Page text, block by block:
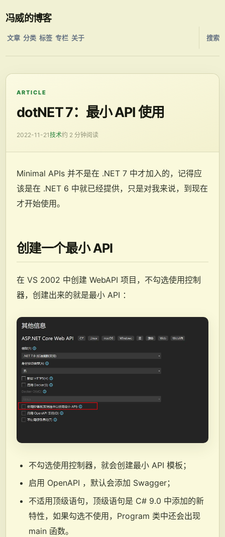
冯威的博客
文章 分类 标签 专栏 关于 搜索
ARTICLE
dotNET 7：最小 API 使用
2022-11-21技术约 2 分钟阅读
Minimal APIs 并不是在 .NET 7 中才加入的，记得应
该是在 .NET 6 中就已经提供，只是对我来说，到现在
才开始使用。
创建一个最小 API
在 VS 2002 中创建 WebAPI 项目，不勾选使用控制
器，创建出来的就是最小 API ：
不勾选使用控制器，就会创建最小 API 模板；
启用 OpenAPI ，默认会添加 Swagger；
不适用顶级语句，顶级语句是 C# 9.0 中添加的新
特性，如果勾选不使用，Program 类中还会出现
main 函数。